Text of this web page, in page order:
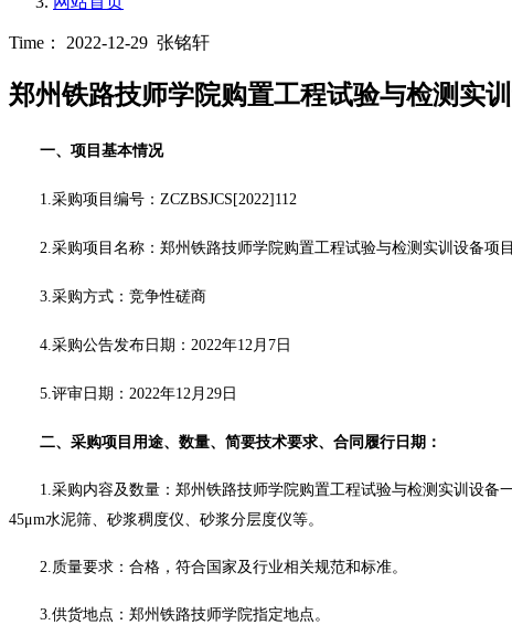
Time： 2022-12-29 张铭轩
郑州铁路技师学院购置工程试验与检测实
一、项目基本情况
1.采购项目编号： ZCZBSJCS[2022]112
2.采购项目名称： 郑州铁路技师学院购置工程试验与检测实训设备项目
3.采购方式：竞争性磋商
4.采购公告发布日期：2022年12月7日
5.评审日期：2022年12月29日
二、 采购项目用途、数量、简要技术要求、合同履行日期：
1.采购内容及数量：郑州铁路技师学院购置工程试验与检测实训设备
45μm水泥筛、砂浆稠度仪、砂浆分层度仪等。
2.质量要求：合格，符合国家及行业相关规范和标准。
3.供货地点：郑州铁路技师学院指定地点。